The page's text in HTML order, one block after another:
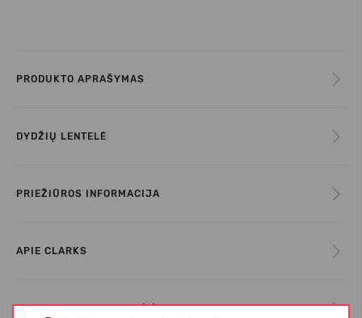
PRODUKTO APRAŠYMAS
DYDŽIŲ LENTELĖ
PRIEŽIŪROS INFORMACIJA
APIE CLARKS
KLIENTŲ ATSILIEPIMAI (0)